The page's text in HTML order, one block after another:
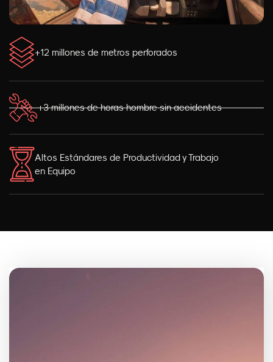
+12 millones de metros perforados
+3 millones de horas hombre sin accidentes
Altos Estándares de Productividad y Trabajo
en Equipo